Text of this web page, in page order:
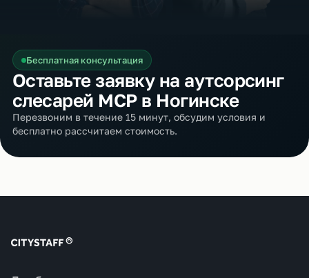
Бесплатная консультация
Оставьте заявку на аутсорсинг
слесарей МСР в Ногинске
Перезвоним в течение 15 минут, обсудим условия и
бесплатно рассчитаем стоимость.